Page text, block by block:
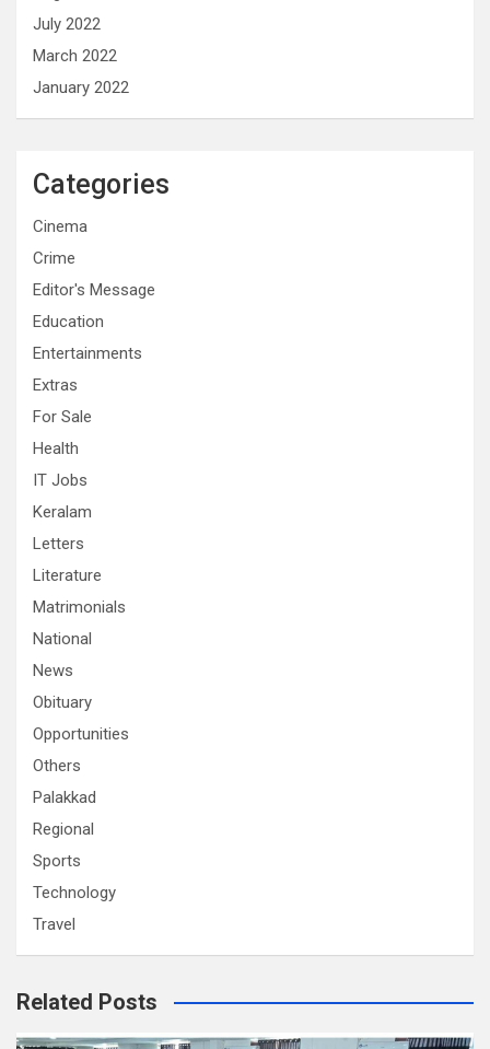
July 2022
March 2022
January 2022
Categories
Cinema
Crime
Editor's Message
Education
Entertainments
Extras
For Sale
Health
IT Jobs
Keralam
Letters
Literature
Matrimonials
National
News
Obituary
Opportunities
Others
Palakkad
Regional
Sports
Technology
Travel
Related Posts